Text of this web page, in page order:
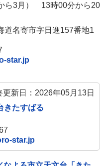
ら3月） 13時00分から20
道名寄市字日進157番地1
star.jp
更新日：2026年05月13日
きたすばる
star.jp